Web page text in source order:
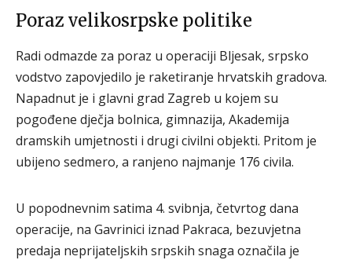
Poraz velikosrpske politike
Radi odmazde za poraz u operaciji Bljesak, srpsko
vodstvo zapovjedilo je raketiranje hrvatskih gradova.
Napadnut je i glavni grad Zagreb u kojem su
pogođene dječja bolnica, gimnazija, Akademija
dramskih umjetnosti i drugi civilni objekti. Pritom je
ubijeno sedmero, a ranjeno najmanje 176 civila.
U popodnevnim satima 4. svibnja, četvrtog dana
operacije, na Gavrinici iznad Pakraca, bezuvjetna
predaja neprijateljskih srpskih snaga označila je